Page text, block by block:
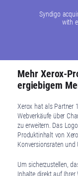
Syndigo
with
Mehr Xerox-
ergiebigem
Xerox hat als Partner
Webverkäufe über
zu erweitern. Das
Produktinhalt von
Konversionsraten und
Um sicherzustellen,
Inhalte direkt auf Ihrer